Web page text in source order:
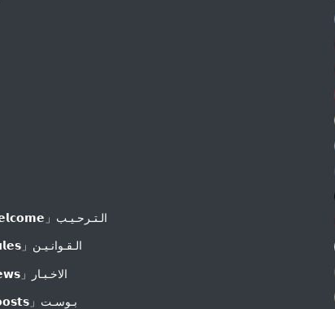
🛬〢ᴿᵂ「𝗪𝗲𝗹𝗰𝗼𝗺𝗲」الـتـرحـيـب
📋〢ᴿᵂ「𝗥𝘂𝗹𝗲𝘀」الـقـوانـيـن
📢〢ᴿᵂ「𝗡𝗲𝘄𝘀」الاخـبـار
🔮〢ᴿᵂ「𝗕𝗼𝗼𝘀𝘁𝘀」بـوسـت